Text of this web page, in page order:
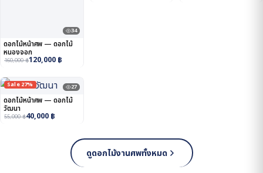
34
ดอกไม้หน้าศพ — ดอกไม้
หนองจอก
160,000฿120,000 ฿
Sale 27% 27
ดอกไม้หน้าศพ — ดอกไม้
วัฒนา
55,000฿40,000 ฿
ดูดอกไม้งานศพทั้งหมด